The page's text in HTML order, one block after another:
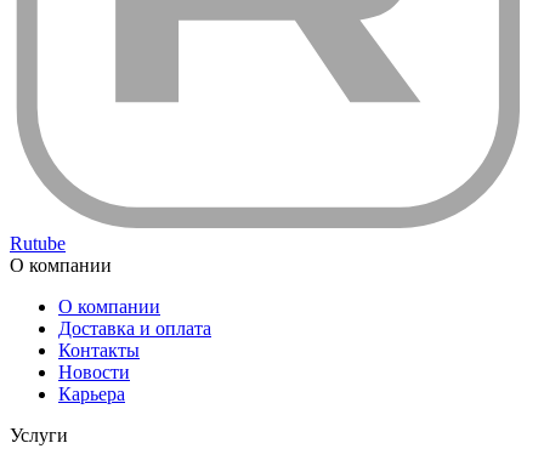
Rutube
О компании
О компании
Доставка и оплата
Контакты
Новости
Карьера
Услуги